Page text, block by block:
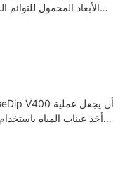
الأبعاد المحمول للتوائم
أخذ عينات المياه